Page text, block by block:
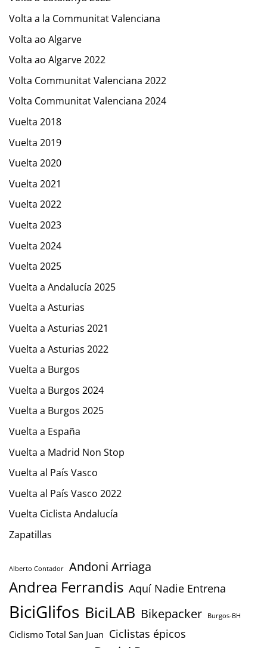
Volta a la Communitat Valenciana
Volta ao Algarve
Volta ao Algarve 2022
Volta Communitat Valenciana 2022
Volta Communitat Valenciana 2024
Vuelta 2018
Vuelta 2019
Vuelta 2020
Vuelta 2021
Vuelta 2022
Vuelta 2023
Vuelta 2024
Vuelta 2025
Vuelta a Andalucía 2025
Vuelta a Asturias
Vuelta a Asturias 2021
Vuelta a Asturias 2022
Vuelta a Burgos
Vuelta a Burgos 2024
Vuelta a Burgos 2025
Vuelta a España
Vuelta a Madrid Non Stop
Vuelta al País Vasco
Vuelta al País Vasco 2022
Vuelta Ciclista Andalucía
Zapatillas
Alberto Contador Andoni Arriaga
Andrea Ferrandis Aquí Nadie Entrena
BiciGlifos BiciLAB Bikepacker Burgos-BH
Ciclismo Total San Juan Ciclistas épicos